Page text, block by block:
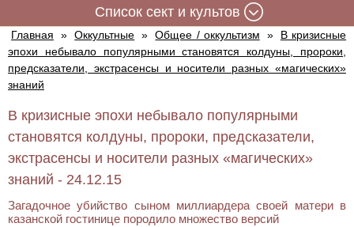
Cписок сект и культов
Главная » Оккультные » Общее / оккультизм »
В кризисные
эпохи небывало популярными становятся колдуны, пророки,
предсказатели, экстрасенсы и носители разных «магических»
знаний
В кризисные эпохи небывало популярными
становятся колдуны, пророки, предсказатели,
экстрасенсы и носители разных «магических»
знаний - 24.12.15
Загадочное убийство сыном миллиардера своей матери в
казанской гостинице породило множество версий